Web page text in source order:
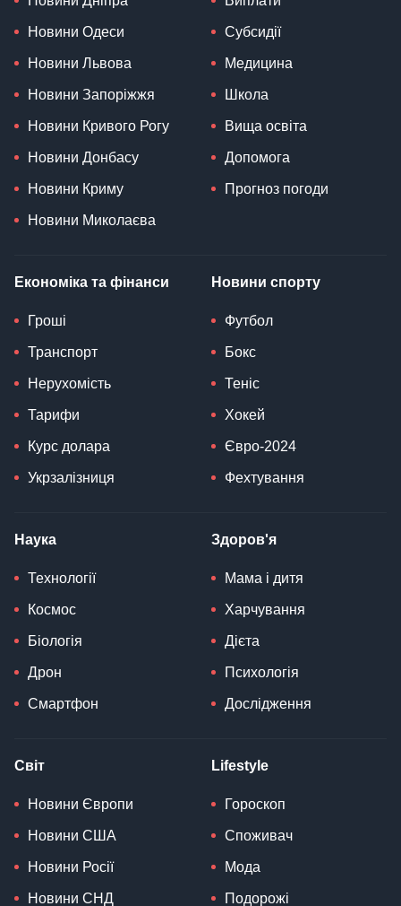
Новини Одеси
Новини Львова
Новини Запоріжжя
Новини Кривого Рогу
Новини Донбасу
Новини Криму
Новини Миколаєва
Субсидії
Медицина
Школа
Вища освіта
Допомога
Прогноз погоди
Економіка та фінанси
Гроші
Транспорт
Нерухомість
Тарифи
Курс долара
Укрзалізниця
Новини спорту
Футбол
Бокс
Теніс
Хокей
Євро-2024
Фехтування
Наука
Технології
Космос
Біологія
Дрон
Смартфон
Здоров'я
Мама і дитя
Харчування
Дієта
Психологія
Дослідження
Світ
Новини Європи
Новини США
Новини Росії
Новини СНД
Lifestyle
Гороскоп
Споживач
Мода
Подорожі